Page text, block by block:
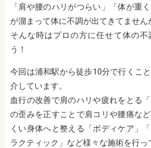
生活
「肩や腰のハリがつらい」「体が重
が溜まって体に不調が出てきてません
そんな時はプロの方に任せて体の不
う！
今回は浦和駅から徒歩10分で行くこ
介しています。
血行の改善で肩のハリや疲れをとる
の歪みを正すことで肩コリや腰痛な
くい身体へと整える「ボディケア」
ラクティック」など様々な施術を行っ